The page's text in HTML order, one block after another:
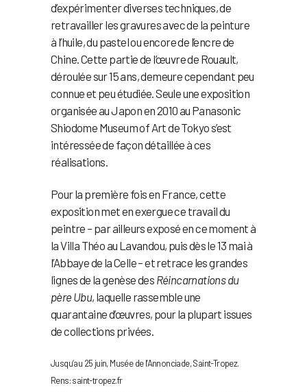
d’expérimenter diverses techniques, de
retravailler les gravures avec de la peinture
à l’huile, du pastel ou encore de l’encre de
Chine. Cette partie de l’œuvre de Rouault,
déroulée sur 15 ans, demeure cependant peu
connue et peu étudiée. Seule une exposition
organisée au Japon en 2010 au Panasonic
Shiodome Museum of Art de Tokyo s’est
intéressée de façon détaillée à ces
réalisations.
Pour la première fois en France, cette
exposition met en exergue ce travail du
peintre – par ailleurs exposé en ce moment à
la Villa Théo au Lavandou, puis dès le 13 mai à
l’Abbaye de la Celle – et retrace les grandes
lignes de la genèse des Réincarnations du
père Ubu, laquelle rassemble une
quarantaine d’œuvres, pour la plupart issues
de collections privées.
Jusqu‘au 25 juin, Musée de l’Annonciade, Saint-Tropez.
Rens: saint-tropez.fr